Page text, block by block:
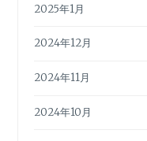
2025年1月
2024年12月
2024年11月
2024年10月